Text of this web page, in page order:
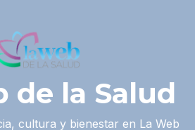
de la Salud
cultura y bienestar en La Web